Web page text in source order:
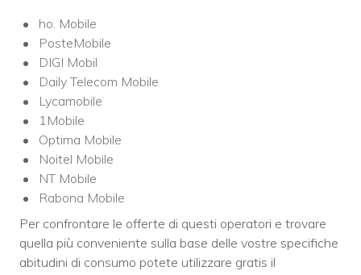
ho. Mobile
PosteMobile
DIGI Mobil
Daily Telecom Mobile
Lycamobile
1Mobile
Optima Mobile
Noitel Mobile
NT Mobile
Rabona Mobile
Per confrontare le offerte di questi operatori e trovare
quella più conveniente sulla base delle vostre specifiche
abitudini di consumo potete utilizzare gratis il